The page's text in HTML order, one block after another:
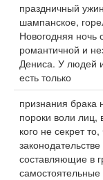
праздничный
шампанское,
Новогодняя ночь
романтичной и
Дениса. У людей
есть только
признания брака
пороки воли лиц,
кого не секрет то,
составляющие в
самостоятельные